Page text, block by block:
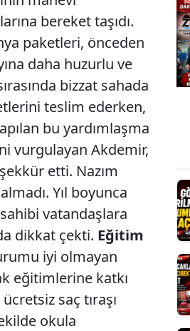
bereket taşıdı.
paketleri, önceden
daha huzurlu ve
bizzat sahada
teslim ederken,
bu yardımlaşma
vurgulayan Akdemir,
etti. Nazım
Yıl boyunca
vatandaşlara
dikkat çekti. Eğitim
iyi olmayan
eğitimlerine katkı
saç tıraşı
okula